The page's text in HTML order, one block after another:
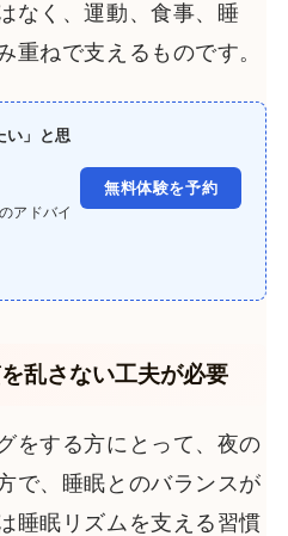
なく、運動、食事、睡
重ねで支えるものです。
い」と思
アドバイ
無料体験を予約
乱さない工夫が必要
をする方にとって、夜の
で、睡眠とのバランスが
睡眠リズムを支える習慣